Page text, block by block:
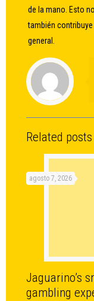
de la mano. Esto
también
general.
Related posts
agosto 7, 2026
Jaguarino’s
gambling